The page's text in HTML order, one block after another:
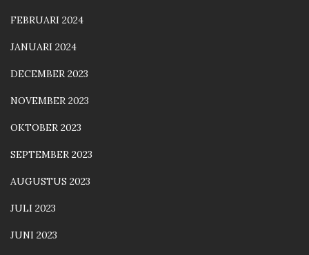
FEBRUARI 2024
JANUARI 2024
DECEMBER 2023
NOVEMBER 2023
OKTOBER 2023
SEPTEMBER 2023
AUGUSTUS 2023
JULI 2023
JUNI 2023